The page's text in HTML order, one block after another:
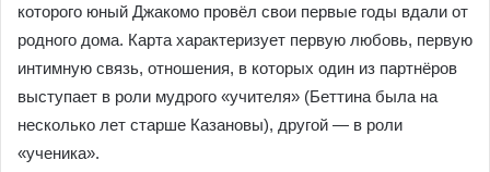
которого юный Джакомо провёл свои первые годы вдали от
родного дома. Карта характеризует первую любовь, первую
интимную связь, отношения, в которых один из партнёров
выступает в роли мудрого «учителя» (Беттина была на
несколько лет старше Казановы), другой — в роли
«ученика».